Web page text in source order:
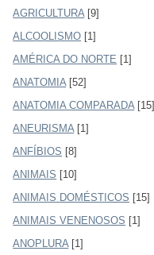
AGRICULTURA [9]
ALCOOLISMO [1]
AMÉRICA DO NORTE [1]
ANATOMIA [52]
ANATOMIA COMPARADA [15]
ANEURISMA [1]
ANFÍBIOS [8]
ANIMAIS [10]
ANIMAIS DOMÉSTICOS [15]
ANIMAIS VENENOSOS [1]
ANOPLURA [1]